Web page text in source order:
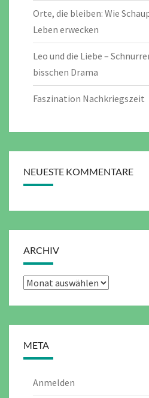
Orte, die bleiben: Wie
Leben erwecken
Leo und die Liebe –
bisschen Drama
Faszination Nachkriegszeit
NEUESTE KOMMENTARE
ARCHIV
Archiv
META
Anmelden